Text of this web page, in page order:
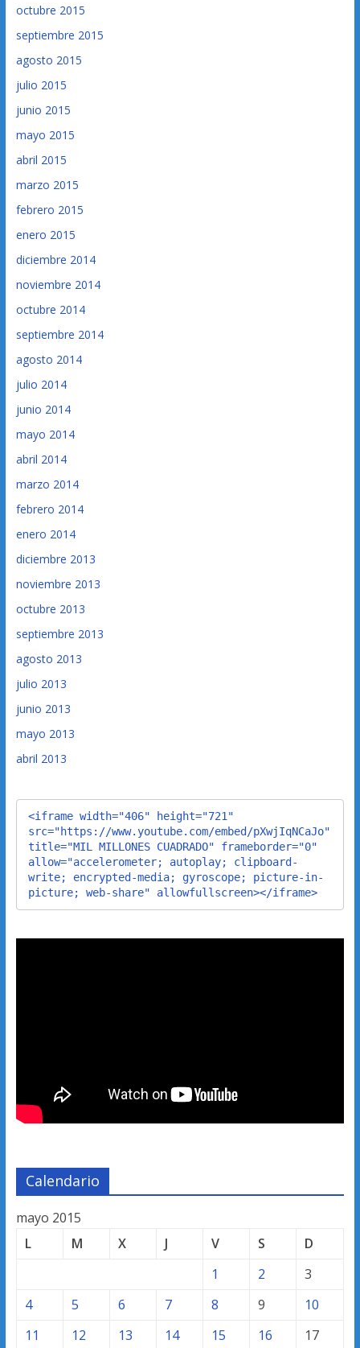
octubre 2015
septiembre 2015
agosto 2015
julio 2015
junio 2015
mayo 2015
abril 2015
marzo 2015
febrero 2015
enero 2015
diciembre 2014
noviembre 2014
octubre 2014
septiembre 2014
agosto 2014
julio 2014
junio 2014
mayo 2014
abril 2014
marzo 2014
febrero 2014
enero 2014
diciembre 2013
noviembre 2013
octubre 2013
septiembre 2013
agosto 2013
julio 2013
junio 2013
mayo 2013
abril 2013
<iframe width="406" height="721"
src="https://www.youtube.com/embed/pXwjIqNCaJo"
title="MIL MILLONES CUADRADO" frameborder="0"
allow="accelerometer; autoplay; clipboard-
write; encrypted-media; gyroscope; picture-in-
picture; web-share" allowfullscreen></iframe>
Calendario
mayo 2015
L
M X J V S
D
1
2
3
4
5 6 7 8 9
10
11
12 13 14 15 16 17